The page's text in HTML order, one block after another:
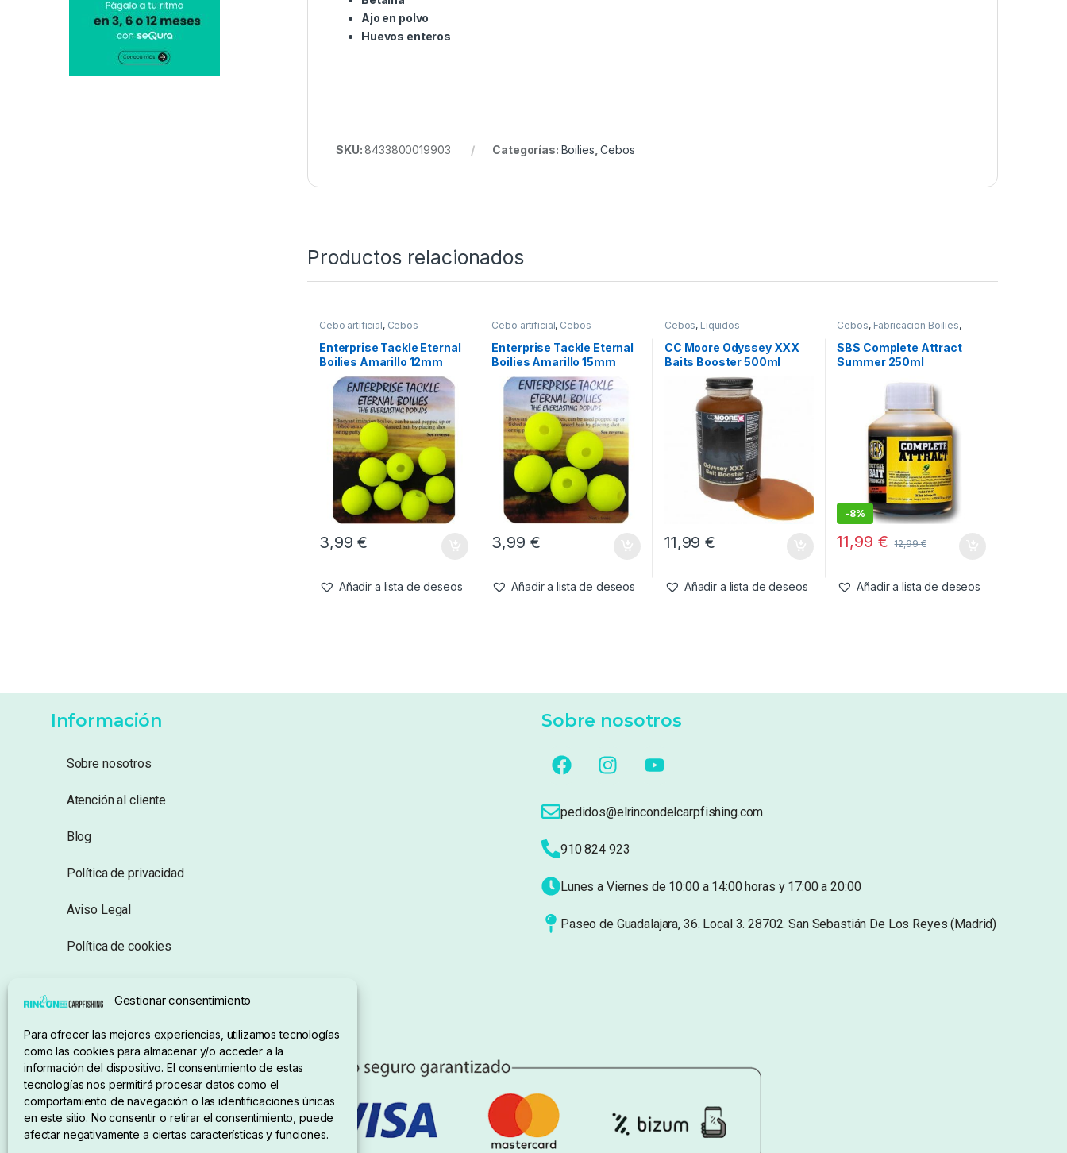
Gestionar consentimiento
Para ofrecer las mejores experiencias, utilizamos tecnologías
como las cookies para almacenar y/o acceder a la
información del dispositivo. El consentimiento de estas
tecnologías nos permitirá procesar datos como el
comportamiento de navegación o las identificaciones únicas
en este sitio. No consentir o retirar el consentimiento, puede
afectar negativamente a ciertas características y funciones.
Ajo en polvo
Huevos enteros
SKU:8433800019903 Categorías: Boilies ,Cebos
Productos relacionados
Cebo artificial, Cebos
Enterprise Tackle Eternal
Boilies Amarillo 12mm
3,99€
Añadir a lista de deseos
Cebo artificial, Cebos
Enterprise Tackle Eternal
Boilies Amarillo 15mm
3,99 €
Añadir a lista de deseos
Cebos, Liquidos
CC Moore Odyssey XXX
Baits Booster 500ml
11,99€
Añadir a lista de deseos
Cebos, Fabricacion Boilies,
SBS Complete Attract
Summer 250ml
-8%
11,99 € 12,99€
Añadir a lista de deseos
Información
Sobre nosotros
Atención al cliente
Blog
Política de privacidad
Aviso Legal
Política de cookies
Condiciones de compra
Sobre nosotros
pedidos@elrincondelcarpfishing.com
910 824 923
Lunes a Viernes de 10:00 a 14:00 horas y 17:00 a 20:00
Paseo de Guadalajara, 36. Local 3. 28702. San Sebastián De Los Reyes (Madrid)